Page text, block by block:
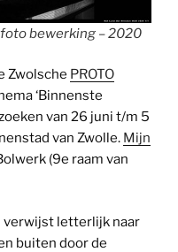
bewerking – 2020
Zwolsche PROTO
‘Binnenste
van 26 juni t/m 5
van Zwolle. Mijn
(9e raam van
verwijst letterlijk naar
buiten door de